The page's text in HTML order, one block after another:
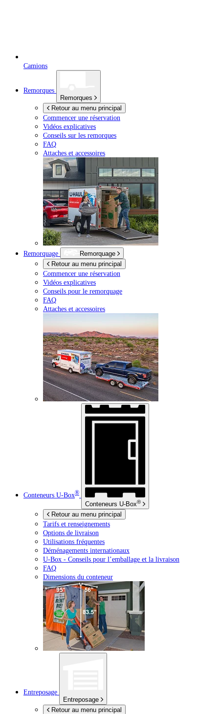
Camions
Remorques
Remorques
Retour au menu principal
Commencer une réservation
Vidéos explicatives
Conseils sur les remorques
FAQ
Attaches et accessoires
Remorquage
Remorquage
Retour au menu principal
Commencer une réservation
Vidéos explicatives
Conseils pour le remorquage
FAQ
Attaches et accessoires
Conteneurs U-Box®
Conteneurs U-Box®
Retour au menu principal
Tarifs et renseignements
Options de livraison
Utilisations fréquentes
Déménagements internationaux
U-Box - Conseils pour l’emballage et la livraison
FAQ
Dimensions du conteneur
Entreposage
Entreposage
Retour au menu principal